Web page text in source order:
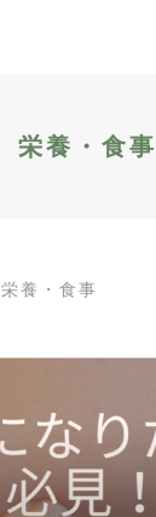
栄養・食事
栄養・食事